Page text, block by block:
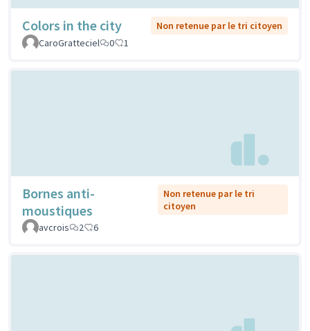
Colors in the city
Non retenue par le tri citoyen
CaroGratteciel
0 1
Bornes anti-
moustiques
Non retenue par le tri
citoyen
avcrois
2 6